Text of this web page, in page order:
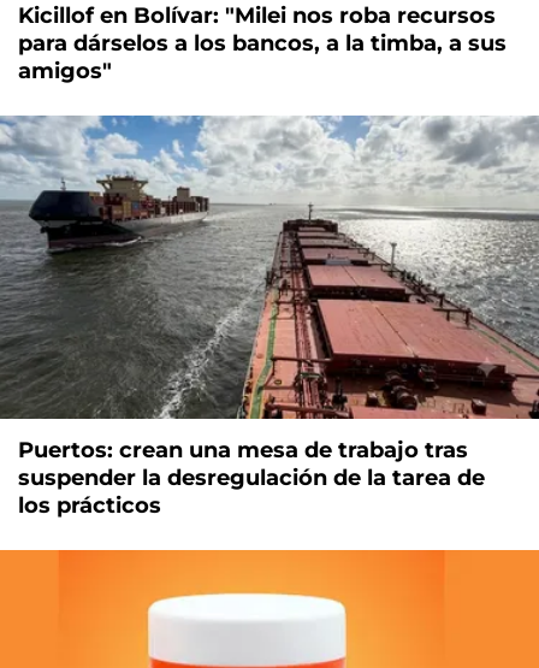
Kicillof en Bolívar: "Milei nos roba recursos
para dárselos a los bancos, a la timba, a sus
amigos"
Puertos: crean una mesa de trabajo tras
suspender la desregulación de la tarea de
los prácticos